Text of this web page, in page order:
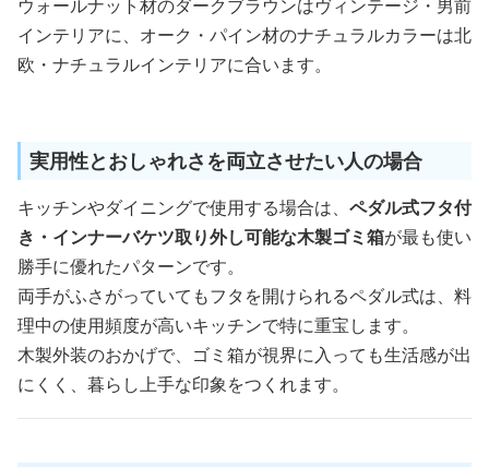
ウォールナット材のダークブラウンはヴィンテージ・男前
インテリアに、オーク・パイン材のナチュラルカラーは北
欧・ナチュラルインテリアに合います。
実用性とおしゃれさを両立させたい人の場合
キッチンやダイニングで使用する場合は、 ペダル式フタ付
き・インナーバケツ取り外し可能な木製ゴミ箱が最も使い
勝手に優れたパターンです。
両手がふさがっていてもフタを開けられるペダル式は、料
理中の使用頻度が高いキッチンで特に重宝します。
木製外装のおかげで、ゴミ箱が視界に入っても生活感が出
にくく、暮らし上手な印象をつくれます。